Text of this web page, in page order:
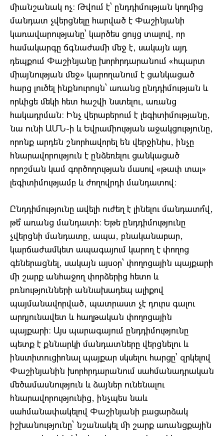
միանշանակ ոչ։ Թվում է՝ ընդդիմության կողմից
մանդատ չվերցնելը հարված է Փաշինյանի
կառավարությանը՝ կարծես ցույց տալով, որ
համակարգը ճգնաժամի մեջ է, սակայն այդ
դեպքում Փաշինյանը խորհրդարանում «հպարտ
միայնության մեջ» կարողանում է ցանկացած
հարց լուծել ինքնուրույն՝ առանց ընդդիմության և
որևիցե մեկի հետ հաշվի նստելու, առանց
հակադրման։ Ինչ վերաբերում է լեգիտիմությանը,
նա ունի ԱՄՆ-ի և Եվրամիության աջակցությունը,
որոնք արդեն շնորհավորել են վերջինիս, ինչը
հնարավորություն է ընձեռելու ցանկացած
որոշման կամ գործողության մասով «թափ տալ»
լեգիտիմությամբ և ժողովրդի մանդատով։
Ընդդիմությունը ավելի ուժեղ է լինելու մանդատո՞վ,
թե՞ առանց մանդատի։ Եթե ընդդիմությունը
չվերցնի մանդատը, ապա, բնականաբար,
կարճաժամկետ ապագայում կարող է փողոց
գեներացնել, սակայն այսօր՝ փողոցային պայքարի
մի շարք անհաջող փորձերից հետո և
բռնությունների աննախադեպ ալիքով
պայմանավորված, պատրաստ չէ դուրս գալու
արդյունավետ և հաղթական փողոցային
պայքարի։ Այս պարագայում ընդդիմությունը
պետք է քննարկի մանդատները վերցնելու և
ինստիտուցիոնալ պայքար սկսելու հարցը՝ զրկելով
Փաշինյանին խորհրդարանում սահմանադրական
մեծամասնություն և ձայներ ունենալու
հնարավորությունից, ինչպես նաև
սահմանափակելով Փաշինյանի բացարձակ
իշխանությունը՝ նշանակել մի շարք առանցքային